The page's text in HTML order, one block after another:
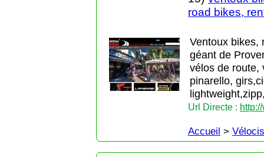
road bikes,
Ventoux bikes,
géant de
vélos de route,
pinarello,
Url Directe :
Accueil >